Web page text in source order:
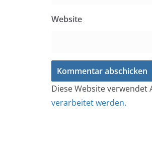
Website
Diese Website verwendet
verarbeitet werden.